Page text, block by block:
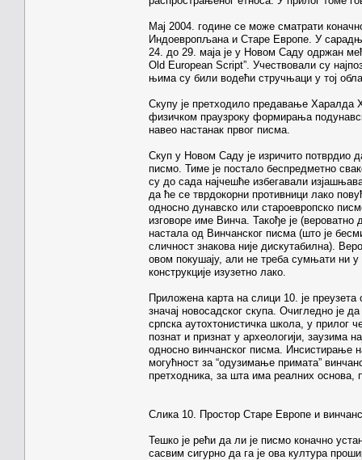
Мај 2004. године се може сматрати
Индоевропљана и Старе Европе. У
24. до 29. маја је у Новом Саду одржан
Old European Script”. Учествовали су
њима су били водећи стручњаци у тој
Скупу је претходило предавање Харалда
физичком праузроку формирања
навео настанак првог писма.
Скуп у Новом Саду је изричито потврдио
писмо. Тиме је постало беспредметно
су до сада најчешће избегавали
да ће се тврдокорни противници лако
односно дунавско или староевропско
изговоре име Винча. Такође је
настала од Винчанског писма (што је
сличност знакова није дискутабилна).
овом покушају, али не треба сумњати ни
конструкције изузетно лако.
Приложена карта на слици 10. је преузета
значај новосадског скупа. Очигледно је
српска аутохтонистичка школа, у прилог
познат и признат у археологији, заузима
односно винчанског писма. Инсистирање
могућност за “одузимање примата”
претходника, за шта има реалних основа,
Слика 10. Простор Старе Европе и
Тешко је рећи да ли је писмо коначно
сасвим сигурно да га је ова култура